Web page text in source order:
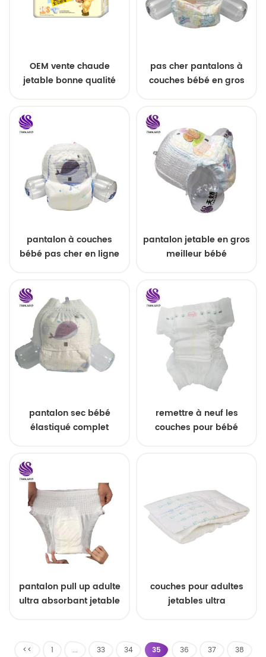
OEM vente chaude
jetable bonne qualité
pas cher pantalons à
couches bébé en gros
pantalon à couches
bébé pas cher en ligne
pantalon jetable en gros
meilleur bébé
pantalon sec bébé
élastiqué complet
remettre à neuf les
couches pour bébé
pantalon pull up adulte
ultra absorbant jetable
couches pour adultes
jetables ultra
<< 1 ... 33 34 35 36 37
38